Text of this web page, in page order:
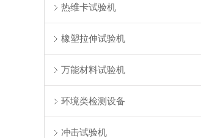
热维卡试验机
橡塑拉伸试验机
万能材料试验机
环境类检测设备
冲击试验机